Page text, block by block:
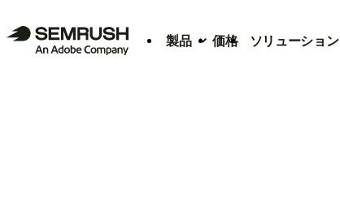
製品 価格 ソリューション